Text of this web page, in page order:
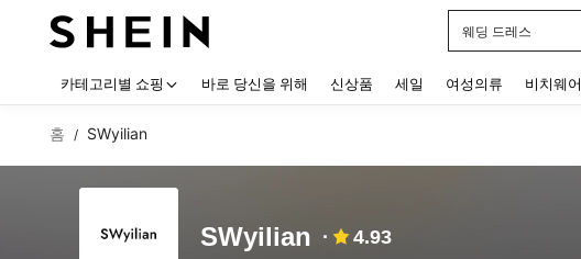
웨딩 드레스
카테고리별 쇼핑 바로 당신을 위해 신상품 세일 여성의류 비치웨어
홈 / SWyilian
SWyilian 4.93